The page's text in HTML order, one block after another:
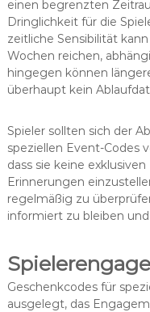
einen begrenzten
Dringlichkeit für die
zeitliche Sensibilität
Wochen reichen,
hingegen können
überhaupt kein
Spieler sollten sich der
speziellen Event-Codes
dass sie keine
Erinnerungen
regelmäßig zu
informiert zu bleiben
Geschenkcodes für
ausgelegt, das